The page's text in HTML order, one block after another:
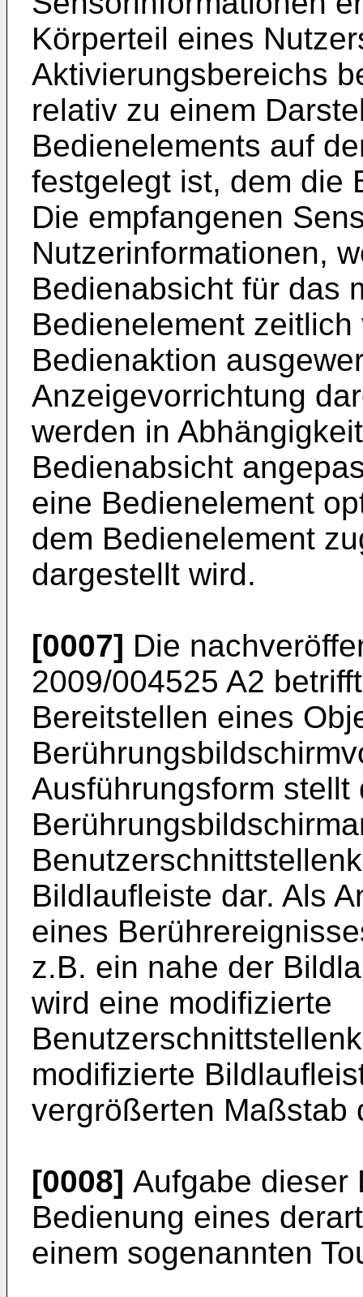
Körperteil eines
Aktivierungsbereichs
relativ zu einem
Bedienelements auf
festgelegt ist, dem die
Die empfangenen
Nutzerinformationen,
Bedienabsicht für das
Bedienelement
Bedienaktion
Anzeigevorrichtung
werden in
Bedienabsicht
eine Bedienelement
dem Bedienelement
dargestellt wird.
[0007] Die
2009/004525 A2
Bereitstellen eines
Ausführungsform stellt
Bildlaufleiste dar. Als
eines
z.B. ein nahe der
wird eine modifizierte
modifizierte
vergrößerten Maßstab
[0008] Aufgabe dieser
Bedienung eines
einem sogenannten